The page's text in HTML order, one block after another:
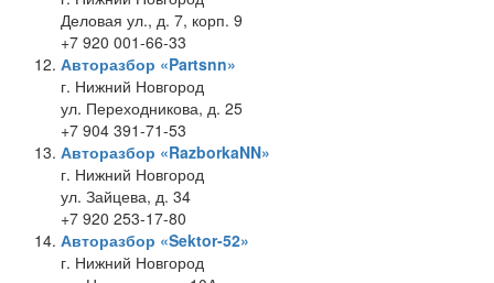
Деловая ул., д. 7, корп. 9
+7 920 001-66-33
Авторазбор «Partsnn»
г. Нижний Новгород
ул. Переходникова, д. 25
+7 904 391-71-53
Авторазбор «RazborkaNN»
г. Нижний Новгород
ул. Зайцева, д. 34
+7 920 253-17-80
Авторазбор «Sektor-52»
г. Нижний Новгород